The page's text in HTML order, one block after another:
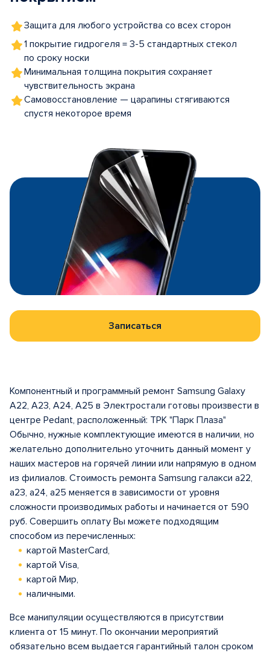
Защита для любого устройства со всех сторон
1 покрытие гидрогеля = 3-5 стандартных стекол
по сроку носки
Минимальная толщина покрытия сохраняет
чувствительность экрана
Самовосстановление — царапины стягиваются
спустя некоторое время
Записаться
Компонентный и программный ремонт Samsung Galaxy
A22, A23, A24, A25 в Электростали готовы произвести в
центрe Pedant, расположенный: ТРК "Парк Плаза"
Обычно, нужные комплектующие имеются в наличии, но
желательно дополнительно уточнить данный момент у
наших мастеров на горячей линии или напрямую в одном
из филиалов. Стоимость ремонта Samsung галакси а22,
a23, a24, a25 меняется в зависимости от уровня
сложности производимых работы и начинается от 590
руб. Совершить оплату Вы можете подходящим
способом из перечисленных:
картой MasterCard,
картой Visa,
картой Мир,
наличными.
Все манипуляции осуществляются в присутствии
клиента от 15 минут. По окончании мероприятий
обязательно всем выдается гарантийный талон сроком